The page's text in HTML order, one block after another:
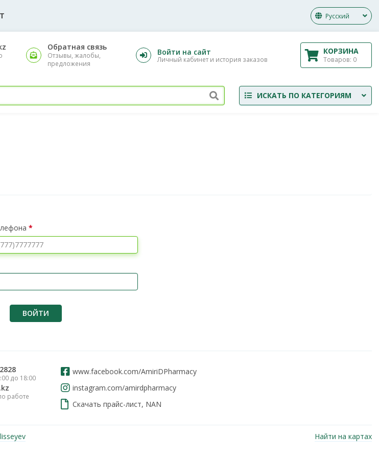
Русский
Обратная связь
Отзывы, жалобы,
предложения
Войти на сайт
Личный кабинет и история заказов
КОРЗИНА
Товаров: 0
ИСКАТЬ ПО КАТЕГОРИЯМ
*
ВОЙТИ
до 18:00
работе
www.facebook.com/AmiriDPharmacy
instagram.com/amirdpharmacy
Скачать прайс-лист, NAN
Найти на картах